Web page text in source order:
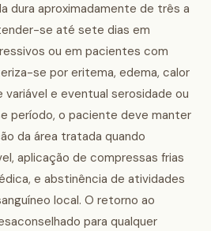
dura aproximadamente de três a
se até sete dias em
ou em pacientes com
se por eritema, edema, calor
e eventual serosidade ou
período, o paciente deve manter
da área tratada quando
aplicação de compressas frias
e abstinência de atividades
local. O retorno ao
para qualquer